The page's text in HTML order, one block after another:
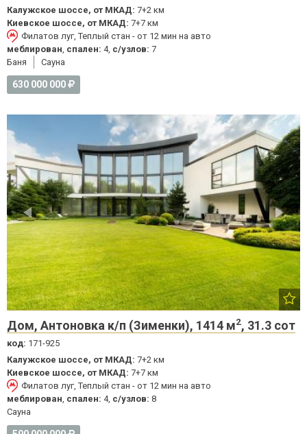
Калужское шоссе, от МКАД: 7+2 км
Киевское шоссе, от МКАД: 7+7 км
Филатов луг, Теплый стан - от 12 мин на авто
меблирован, спален: 4, с/узлов: 7
Баня
Cауна
630 000 000
Дом, Антоновка к/п (Зименки), 1414 м2, 31.3 сот
код: 171-925
Калужское шоссе, от МКАД: 7+2 км
Киевское шоссе, от МКАД: 7+7 км
Филатов луг, Теплый стан - от 12 мин на авто
меблирован, спален: 4, с/узлов: 8
Cауна